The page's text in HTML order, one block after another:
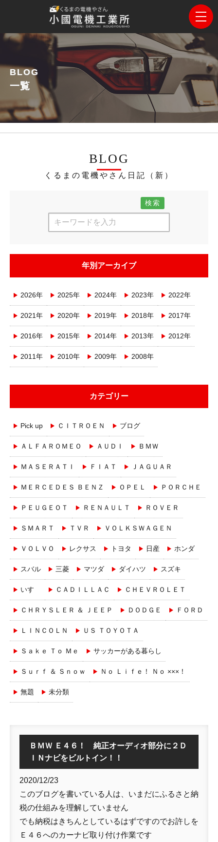
BLOG
一覧
BLOG
くるまの電機やさん日記（新）
検索
年別アーカイブ
2026年 2025年 2024年 2023年 2022年
2021年 2020年 2019年 2018年 2017年
2016年 2015年 2014年 2013年 2012年
2011年 2010年 2009年 2008年
カテゴリー
Pick up ＣＩＴＲＯＥＮ ブログ
ＡＬＦＡＲＯＭＥＯ ＡＵＤＩ ＢＭＷ
ＭＡＳＥＲＡＴＩ ＦＩＡＴ ＪＡＧＵＡＲ
ＭＥＲＣＥＤＥＳ ＢＥＮＺ ＯＰＥＬ ＰＯＲＣＨＥ
ＰＥＵＧＥＯＴ ＲＥＮＡＵＬＴ ＲＯＶＥＲ
ＳＭＡＲＴ ＴＶＲ ＶＯＬＫＳＷＡＧＥＮ
ＶＯＬＶＯ レクサス トヨタ 日産 ホンダ
スバル 三菱 マツダ ダイハツ スズキ
いすゞ ＣＡＤＩＬＬＡＣ ＣＨＥＶＲＯＬＥＴ
ＣＨＲＹＳＬＥＲ ＆ ＪＥＥＰ ＤＯＤＧＥ ＦＯＲＤ
ＬＩＮＣＯＬＮ ＵＳ ＴＯＹＯＴＡ
Ｓａｋｅ Ｔｏ Ｍｅ サッカーがある暮らし
Ｓｕｒｆ ＆ Ｓｎｏｗ Ｎｏ Ｌｉｆｅ！ Ｎｏ ×××！
無題 未分類
ＢＭＷ Ｅ４６！ 純正オーディオ部分に２Ｄ
ＩＮナビをビルトイン！！
2020/12/23
このブログを書いている人は、いまだにふるさと納
税の仕組みを理解していません
でも納税はきちんとしているはずですのでお許しを
Ｅ４６へのカーナビ取り付け作業です